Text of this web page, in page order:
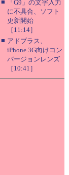
■
「G9」の文字入力
に不具合、ソフト
更新開始
［11:14］
■ アドプラス、
iPhone 3G向けコン
バージョンレンズ
［10:41］